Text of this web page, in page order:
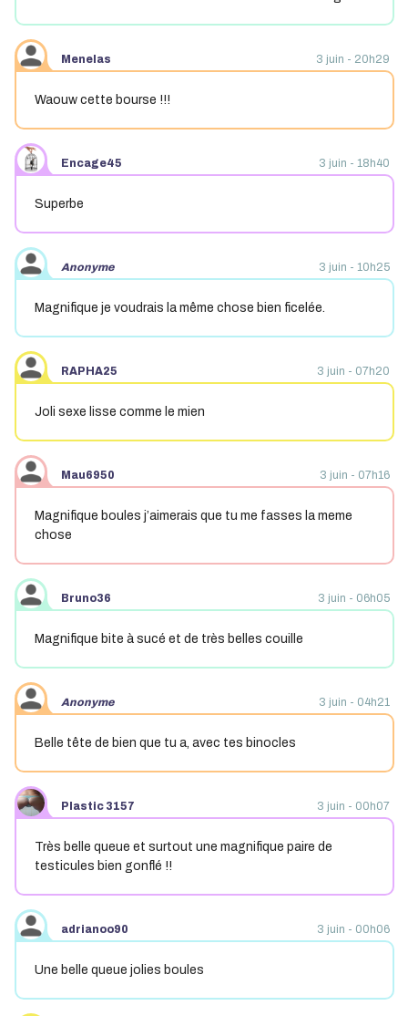
Menelas 3 juin - 20h29
Waouw cette bourse !!!
Encage45 3 juin - 18h40
Superbe
Anonyme 3 juin - 10h25
Magnifique je voudrais la même chose bien ficelée.
RAPHA25 3 juin - 07h20
Joli sexe lisse comme le mien
Mau6950 3 juin - 07h16
Magnifique boules j’aimerais que tu me fasses la meme
chose
Bruno36 3 juin - 06h05
Magnifique bite à sucé et de très belles couille
Anonyme 3 juin - 04h21
Belle tête de bien que tu a, avec tes binocles
Plastic 3157 3 juin - 00h07
Très belle queue et surtout une magnifique paire de
testicules bien gonflé !!
adrianoo90 3 juin - 00h06
Une belle queue jolies boules